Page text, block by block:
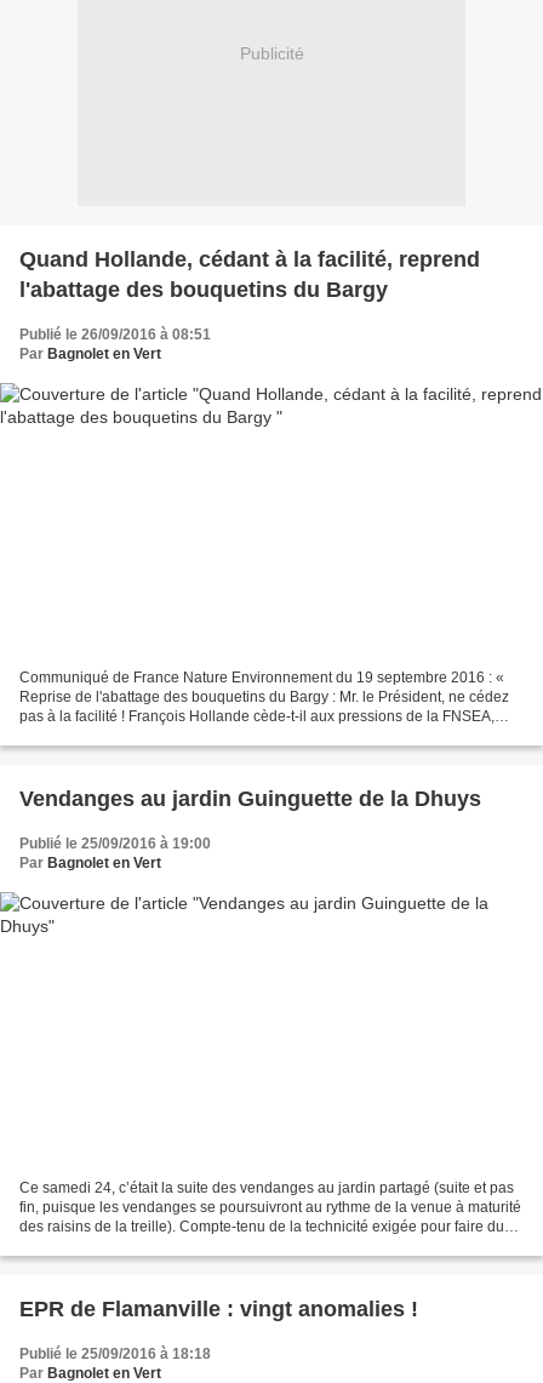
Publicité
Quand Hollande, cédant à la facilité, reprend
l'abattage des bouquetins du Bargy
Publié le 26/09/2016 à 08:51
Par Bagnolet en Vert
Communiqué de France Nature Environnement du 19 septembre 2016 : «
Reprise de l'abattage des bouquetins du Bargy : Mr. le Président, ne cédez
pas à la facilité ! François Hollande cède-t-il aux pressions de la FNSEA,
Vendanges au jardin Guinguette de la Dhuys
Publié le 25/09/2016 à 19:00
Par Bagnolet en Vert
Ce samedi 24, c’était la suite des vendanges au jardin partagé (suite et pas
fin, puisque les vendanges se poursuivront au rythme de la venue à maturité
des raisins de la treille). Compte-tenu de la technicité exigée pour faire du
EPR de Flamanville : vingt anomalies !
Publié le 25/09/2016 à 18:18
Par Bagnolet en Vert